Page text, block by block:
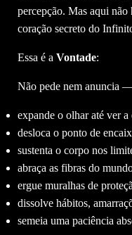
percepção. Mas aqui
coração secreto do
Essa é a Vontade:
Não pede nem anuncia
expande o olhar até ver
desloca o ponto de
sustenta o corpo nos
abraça as fibras do
ergue muralhas de
dissolve hábitos,
semeia uma paciência